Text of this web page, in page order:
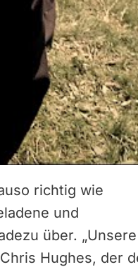
richtig wie
und
über. „Unsere
Hughes, der